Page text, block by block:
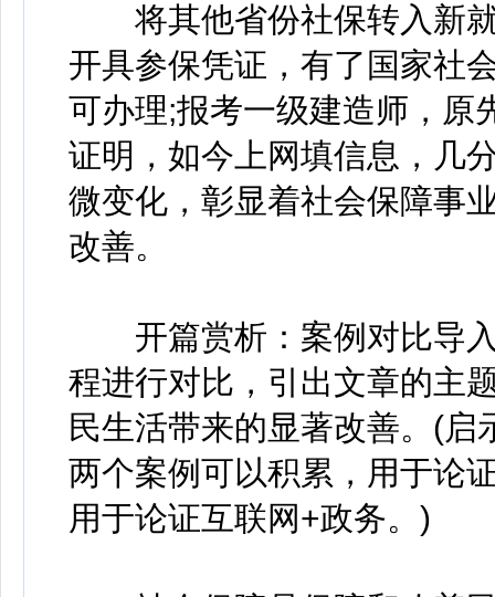
将其他省份社保转入新就
开具参保凭证，有了国家社
可办理;报考一级建造师，原
证明，如今上网填信息，
微变化，彰显着社会保障事
改善。
开篇赏析：案例对比导入
程进行对比，引出文章的
民生活带来的显著改善。(
两个案例可以积累，用于论
用于论证互联网+政务。)